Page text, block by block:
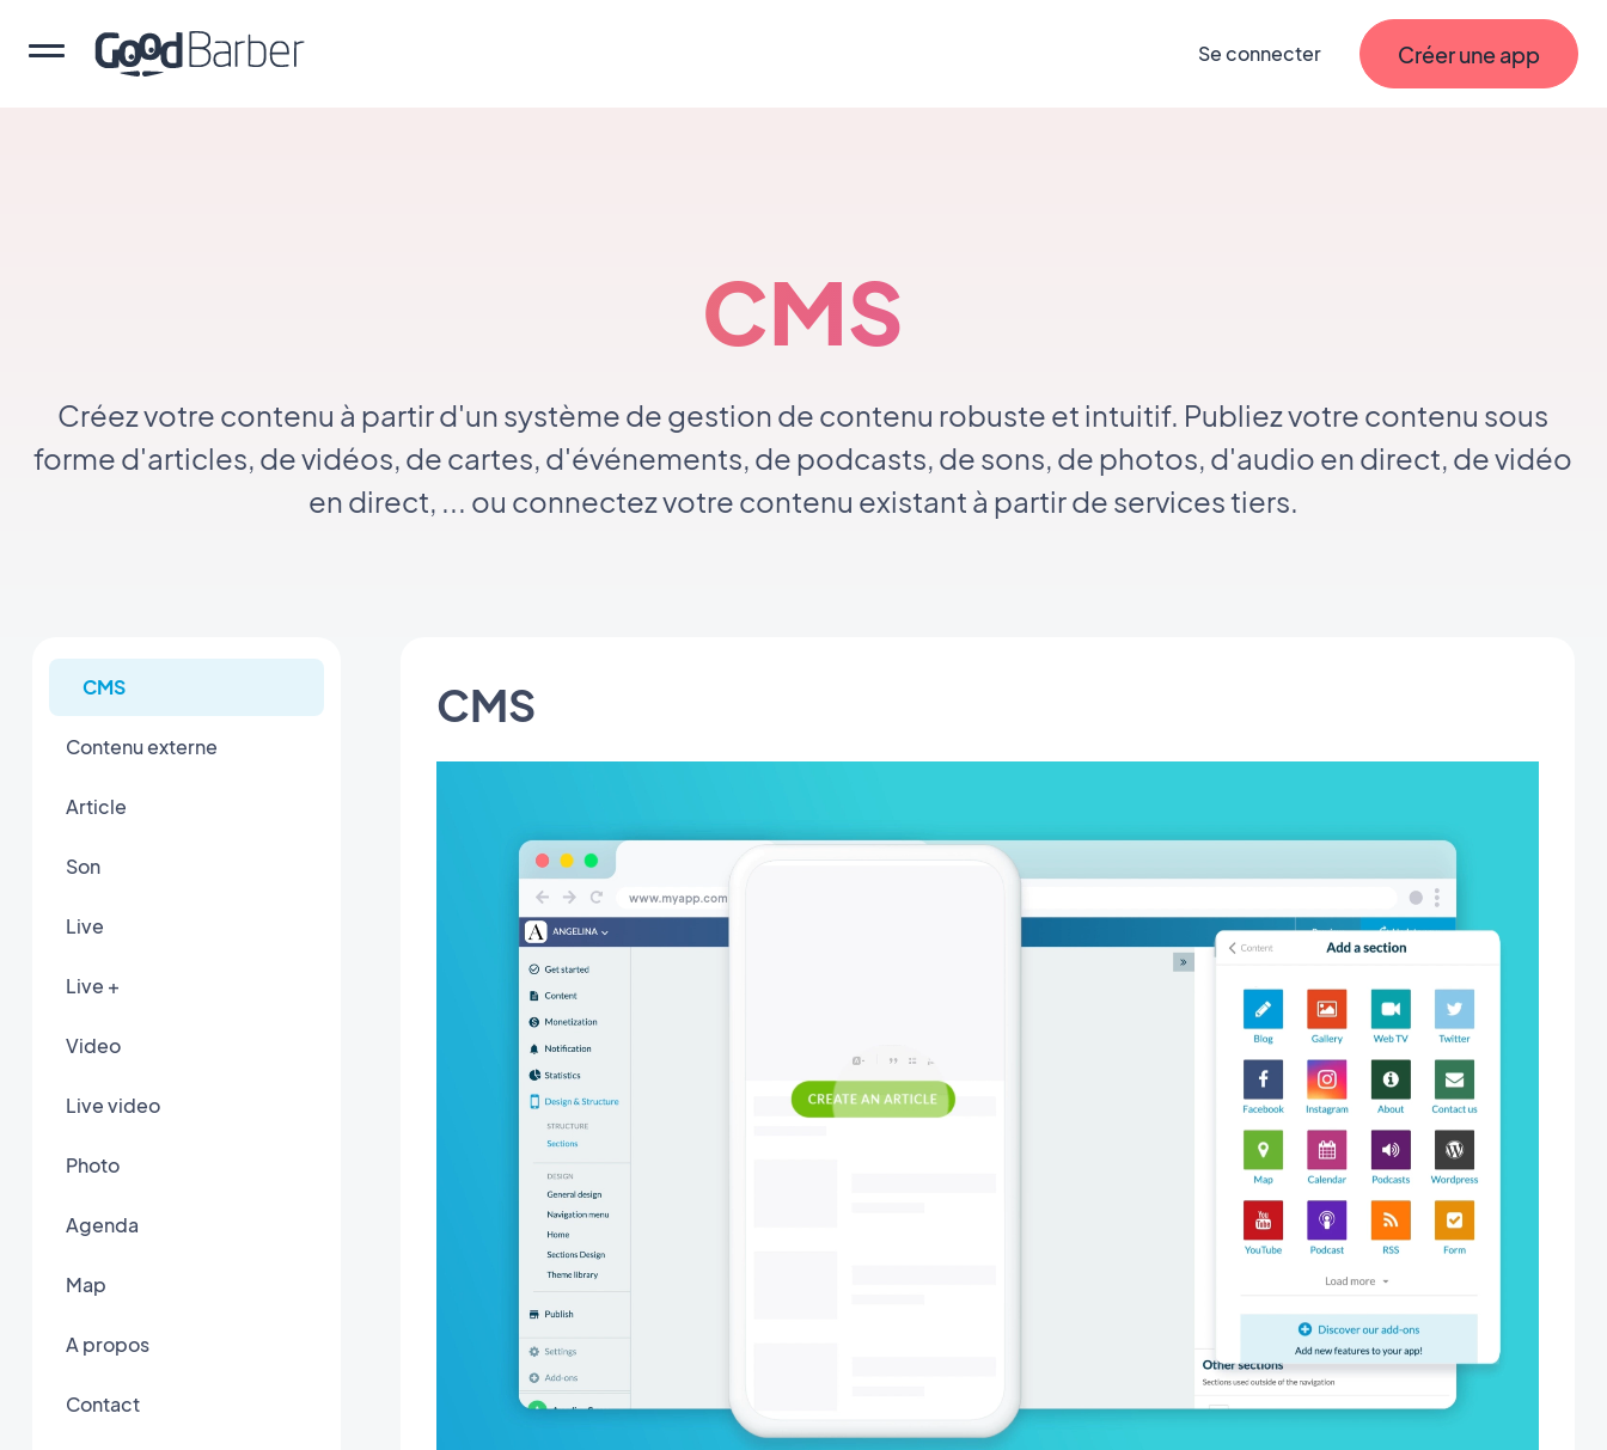
Se connecter Créer une app
CMS
Créez votre contenu à partir d'un système de gestion de contenu robuste et intuitif. Publiez votre contenu sous
forme d'articles, de vidéos, de cartes, d'événements, de podcasts, de sons, de photos, d'audio en direct, de vidéo
en direct, ... ou connectez votre contenu existant à partir de services tiers.
CMS
Contenu externe
Article
Son
Live
Live +
Video
Live video
Photo
Agenda
Map
A propos
Contact
CMS